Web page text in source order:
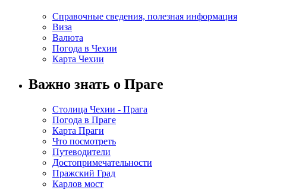
Справочные сведения, полезная информация
Виза
Валюта
Погода в Чехии
Карта Чехии
Важно знать о Праге
Столица Чехии - Прага
Погода в Праге
Карта Праги
Что посмотреть
Путеводители
Достопримечательности
Пражский Град
Карлов мост